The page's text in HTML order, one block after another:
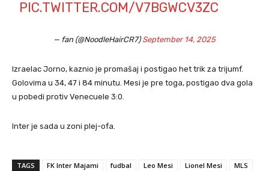
PIC.TWITTER.COM/V7BGWCV3ZC
— fan (@NoodleHairCR7)September 14, 2025
Izraelac Jorno, kaznio je promašaj i postigao het trik za trijumf.
Golovima u 34, 47 i 84 minutu. Mesi je pre toga, postigao dva gola
u pobedi protiv Venecuele 3:0.
Inter je sada u zoni plej-ofa.
TAGS FK Inter Majami fudbal Leo Mesi Lionel Mesi
MLS